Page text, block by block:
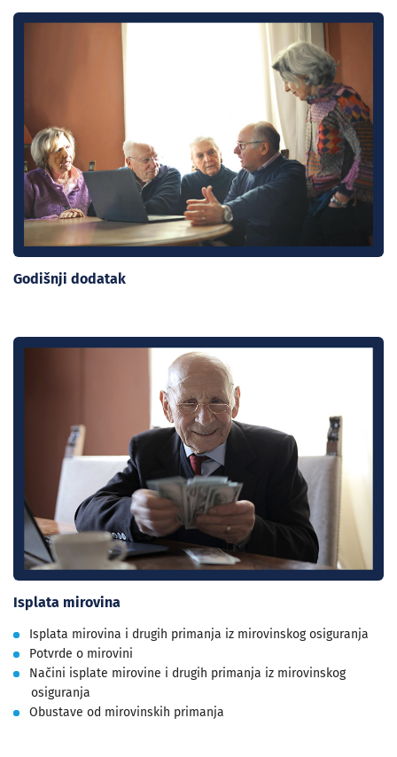
Godišnji dodatak
Isplata mirovina
Isplata mirovina i drugih primanja iz mirovinskog osiguranja
Potvrde o mirovini
Načini isplate mirovine i drugih primanja iz mirovinskog
osiguranja
Obustave od mirovinskih primanja